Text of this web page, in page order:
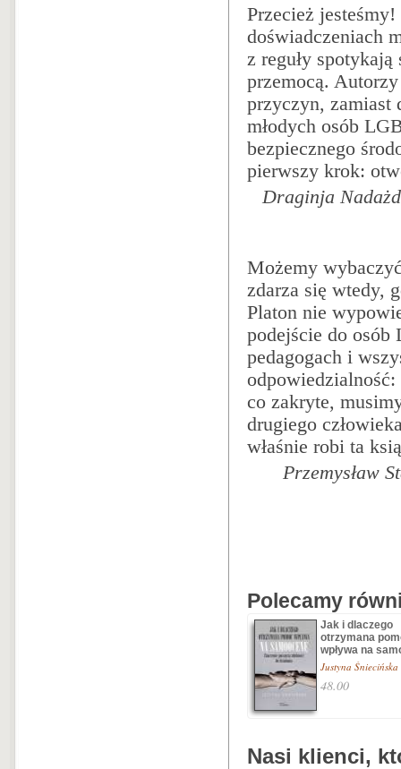
Przecież
doświadczeniach
z reguły
przemocą.
przyczyn, zamiast
młodych osób
bezpiecznego
pierwszy krok:
Draginja
Możemy
zdarza się wtedy,
Platon nie
podejście do osób
pedagogach i
co zakryte,
drugiego
właśnie robi ta
Przemysław
Polecamy
Jak i dlaczego
otrzymana
wpływa na
Justyna Śniecińska
48.00
Nasi klienci,